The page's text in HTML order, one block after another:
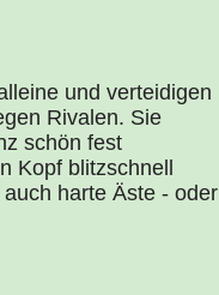
und verteidigen
Rivalen. Sie
schön fest
Kopf blitzschnell
harte Äste - oder